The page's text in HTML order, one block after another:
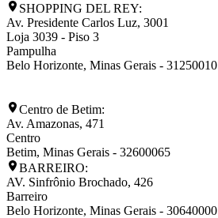
SHOPPING DEL REY:
Av. Presidente Carlos Luz, 3001
Loja 3039 - Piso 3
Pampulha
Belo Horizonte, Minas Gerais - 31250010
Centro de Betim:
Av. Amazonas, 471
Centro
Betim, Minas Gerais - 32600065
BARREIRO:
AV. Sinfrônio Brochado, 426
Barreiro
Belo Horizonte, Minas Gerais - 30640000